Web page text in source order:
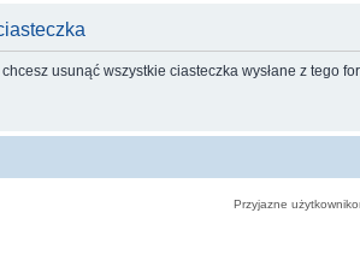
usunąć wszystkie ciasteczka wysłane z tego
Przyjazne